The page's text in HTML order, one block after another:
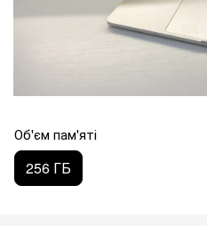
Об'єм пам'яті
256 ГБ